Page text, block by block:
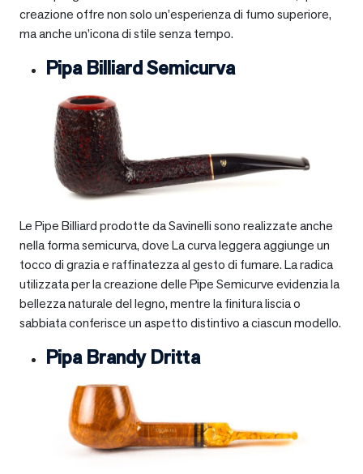
creazione offre non solo un’esperienza di fumo superiore,
ma anche un’icona di stile senza tempo.
Pipa Billiard Semicurva
Le Pipe Billiard prodotte da Savinelli sono realizzate anche
nella forma semicurva, dove La curva leggera aggiunge un
tocco di grazia e raffinatezza al gesto di fumare. La radica
utilizzata per la creazione delle Pipe Semicurve evidenzia la
bellezza naturale del legno, mentre la finitura liscia o
sabbiata conferisce un aspetto distintivo a ciascun modello.
Pipa Brandy Dritta